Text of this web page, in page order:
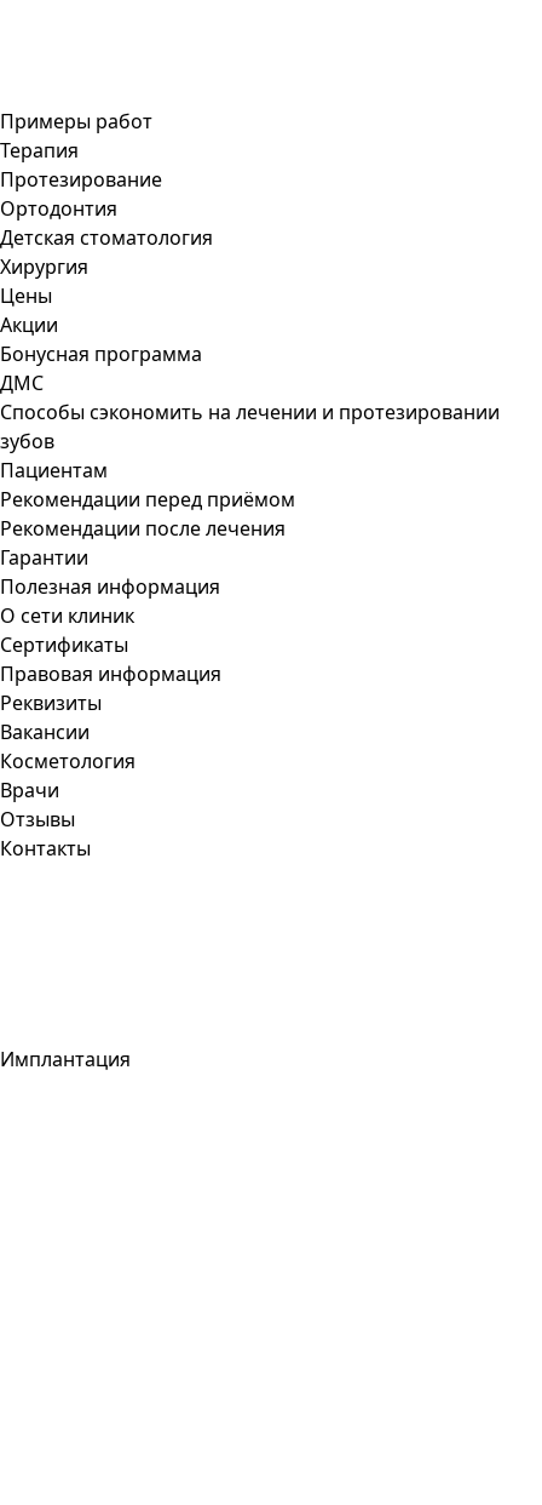
Примеры работ
Терапия
Протезирование
Ортодонтия
Детская стоматология
Хирургия
Цены
Акции
Бонусная программа
ДМС
Способы сэкономить на лечении и протезировании
зубов
Пациентам
Рекомендации перед приёмом
Рекомендации после лечения
Гарантии
Полезная информация
О сети клиник
Сертификаты
Правовая информация
Реквизиты
Вакансии
Косметология
Врачи
Отзывы
Контакты
Имплантация